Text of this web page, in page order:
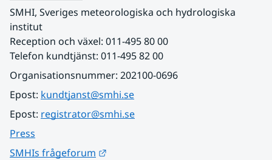
SMHI, Sveriges meteorologiska och hydrologiska
institut
Reception och växel: 011-495 80 00
Telefon kundtjänst: 011-495 82 00
Organisationsnummer: 202100-0696
Epost: kundtjanst@smhi.se
Epost: registrator@smhi.se
Press
SMHIs frågeforum